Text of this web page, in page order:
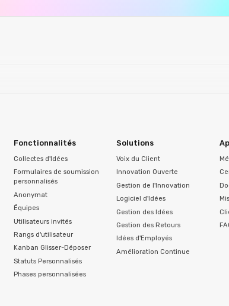
Fonctionnalités
Collectes d'Idées
Formulaires de soumission
personnalisés
Anonymat
Équipes
Utilisateurs invités
Rangs d'utilisateur
Kanban Glisser-Déposer
Statuts Personnalisés
Phases personnalisées
Solutions
Voix du Client
Innovation Ouverte
Gestion de l'Innovation
Logiciel d'Idées
Gestion des Idées
Gestion des Retours
Idées d'Employés
Amélioration Continue